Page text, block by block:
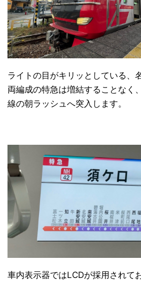
ライトの目がキリッとしている、
両編成の特急は増結することなく
線の朝ラッシュへ突入します。
車内表示器ではLCDが採用されて